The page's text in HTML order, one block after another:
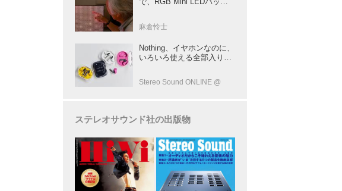
リー” だ（後）：麻倉怜士
137
麻倉怜士
Nothing、イヤホンなのに、
いろいろ使える全部入りモ
や、会話も録音できる
Stereo Sound ONLINE @
ステレオサウンド社の出版物